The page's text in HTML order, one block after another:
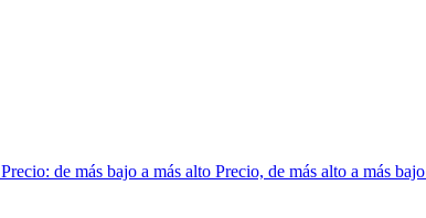
Precio: de más bajo a más alto Precio, de más alto a más bajo